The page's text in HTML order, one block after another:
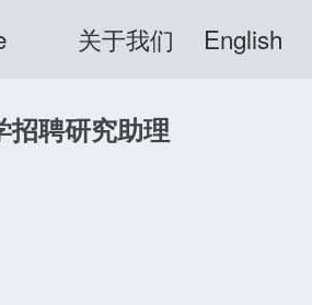
关于我们 English
招聘研究助理